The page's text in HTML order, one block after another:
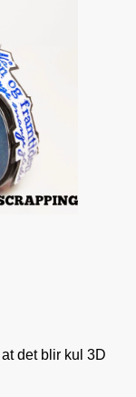
det blir kul 3D